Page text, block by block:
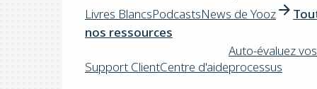
Livres BlancsPodcastsNews de Yooz
nos ressources
Support ClientCentre d'aide
Auto-évaluez vos
processus